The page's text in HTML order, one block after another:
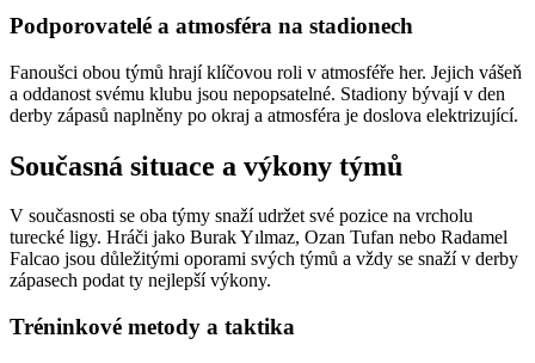
Podporovatelé a atmosféra na stadionech
Fanoušci obou týmů hrají klíčovou roli v atmosféře her. Jejich vášeň
a oddanost svému klubu jsou nepopsatelné. Stadiony bývají v den
derby zápasů naplněny po okraj a atmosféra je doslova elektrizující.
Současná situace a výkony týmů
V současnosti se oba týmy snaží udržet své pozice na vrcholu
turecké ligy. Hráči jako Burak Yılmaz, Ozan Tufan nebo Radamel
Falcao jsou důležitými oporami svých týmů a vždy se snaží v derby
zápasech podat ty nejlepší výkony.
Tréninkové metody a taktika